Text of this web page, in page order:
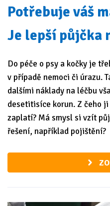
Potřebuje váš
Je lepší půjčka
Do péče o psy a kočky je
v případě nemoci či úrazu.
dalšími náklady na léčbu
desetitisíce korun. Z čeho
zaplatí? Má smysl si vzít
řešení, například pojištění?